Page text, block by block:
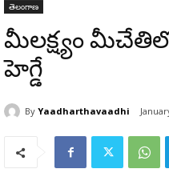
తెలంగాణ
మీలక్ష్యం
హెగ్డే
By Yaadharthavaadhi